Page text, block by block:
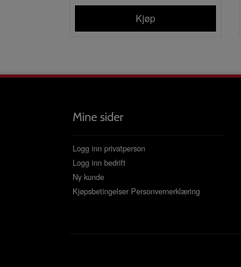
Kjøp
Mine sider
Logg inn privatperson
Logg inn bedrift
Ny kunde
Kjøpsbetingelser Personvernerklæring